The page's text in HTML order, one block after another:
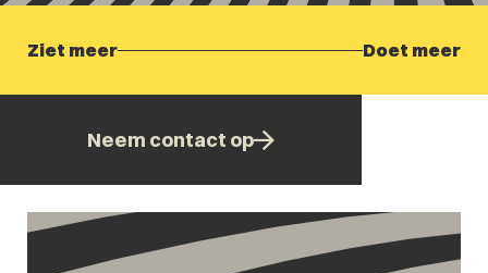
Ziet meer Doet meer
Neem contact op